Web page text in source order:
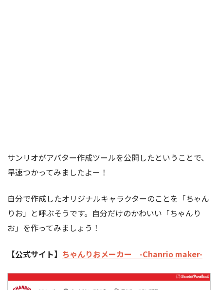
サンリオがアバター作成ツールを公開したということで、
早速つかってみましたよー！
自分で作成したオリジナルキャラクターのことを「ちゃん
りお」と呼ぶそうです。自分だけのかわいい「ちゃんり
お」を作ってみましょう！
【公式サイト】 ちゃんりおメーカー -Chanrio maker-